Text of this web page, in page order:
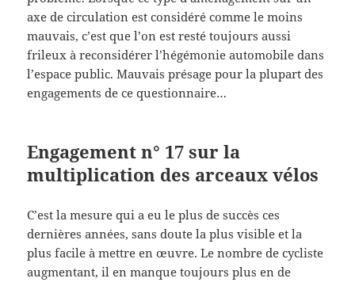
axe de circulation est considéré comme le moins
mauvais, c’est que l’on est resté toujours aussi
frileux à reconsidérer l’hégémonie automobile dans
l’espace public. Mauvais présage pour la plupart des
engagements de ce questionnaire…
Engagement n° 17 sur la
multiplication des arceaux vélos
C’est la mesure qui a eu le plus de succès ces
dernières années, sans doute la plus visible et la
plus facile à mettre en œuvre. Le nombre de cycliste
augmentant, il en manque toujours plus en de